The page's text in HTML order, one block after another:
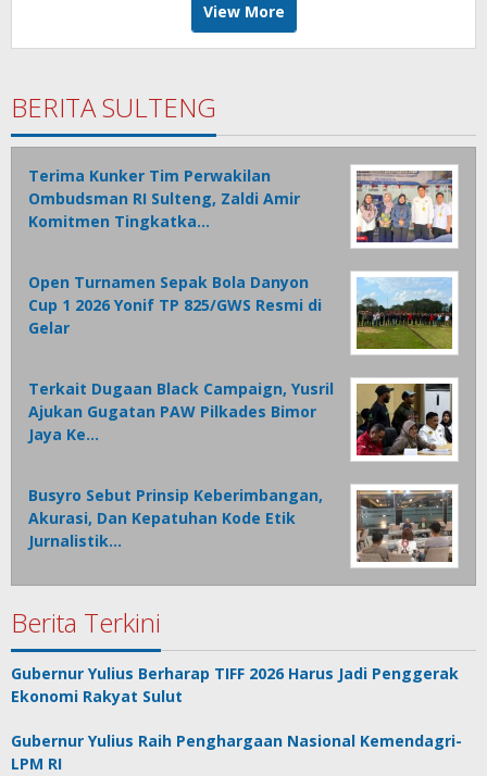
View More
BERITA SULTENG
Terima Kunker Tim Perwakilan
Ombudsman RI Sulteng, Zaldi Amir
Komitmen Tingkatka…
Open Turnamen Sepak Bola Danyon
Cup 1 2026 Yonif TP 825/GWS Resmi di
Gelar
Terkait Dugaan Black Campaign, Yusril
Ajukan Gugatan PAW Pilkades Bimor
Jaya Ke…
Busyro Sebut Prinsip Keberimbangan,
Akurasi, Dan Kepatuhan Kode Etik
Jurnalistik…
Berita Terkini
Gubernur Yulius Berharap TIFF 2026 Harus Jadi Penggerak
Ekonomi Rakyat Sulut
Gubernur Yulius Raih Penghargaan Nasional Kemendagri-
LPM RI